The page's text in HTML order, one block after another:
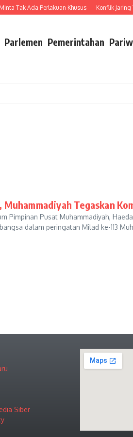
Tak Ada Perlakuan Khusus Konflik Jaring
Parlemen Pemerintahan
Muhammadiyah Tegaskan
Pimpinan Pusat Muhammadiyah,
dalam peringatan Milad ke-113
Siber